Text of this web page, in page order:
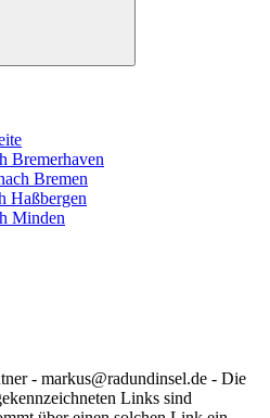
Bremerhaven
Bremen
Haßbergen
Minden
- markus@radundinsel.de - Die
Links sind